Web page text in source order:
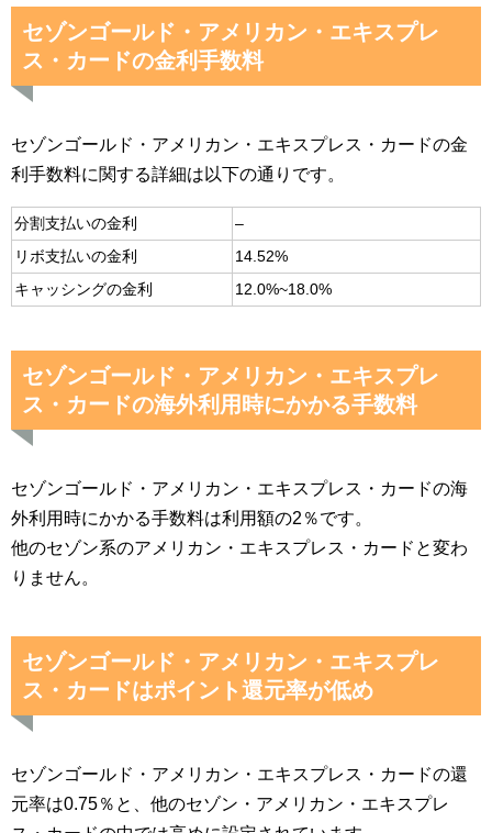
セゾンゴールド・アメリカン・エキスプレ
ス・カードの金利手数料
セゾンゴールド・アメリカン・エキスプレス・カードの金
利手数料に関する詳細は以下の通りです。
分割支払いの金利
–
リボ支払いの金利
14.52%
キャッシングの金利
12.0%~18.0%
セゾンゴールド・アメリカン・エキスプレ
ス・カードの海外利用時にかかる手数料
セゾンゴールド・アメリカン・エキスプレス・カードの海
外利用時にかかる手数料は利用額の2％です。
他のセゾン系のアメリカン・エキスプレス・カードと変わ
りません。
セゾンゴールド・アメリカン・エキスプレ
ス・カードはポイント還元率が低め
セゾンゴールド・アメリカン・エキスプレス・カードの還
元率は0.75％と、他のセゾン・アメリカン・エキスプレ